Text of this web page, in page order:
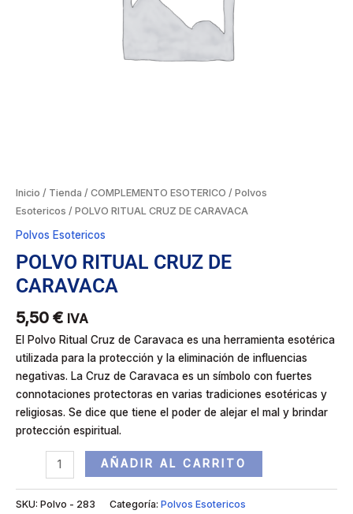
Inicio / Tienda / COMPLEMENTO ESOTERICO / Polvos
Esotericos / POLVO RITUAL CRUZ DE CARAVACA
Polvos Esotericos
POLVO RITUAL CRUZ DE
CARAVACA
5,50 € IVA
El Polvo Ritual Cruz de Caravaca es una herramienta esotérica
utilizada para la protección y la eliminación de influencias
negativas. La Cruz de Caravaca es un símbolo con fuertes
connotaciones protectoras en varias tradiciones esotéricas y
religiosas. Se dice que tiene el poder de alejar el mal y brindar
protección espiritual.
AÑADIR AL CARRITO
SKU: Polvo - 283 Categoría: Polvos Esotericos